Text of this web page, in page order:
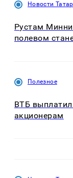
Новости
Рустам
полевом
Полезное
ВТБ
акционерам